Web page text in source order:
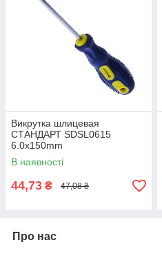
Викрутка шлицевая
СТАНДАРТ SDSL0615
6.0x150mm
В наявності
44,73 ₴ 47,08 ₴
Про нас